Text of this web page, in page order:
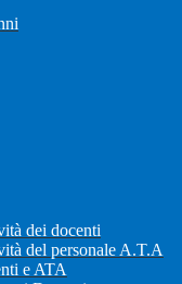
dei docenti
del personale A.T.A
e ATA